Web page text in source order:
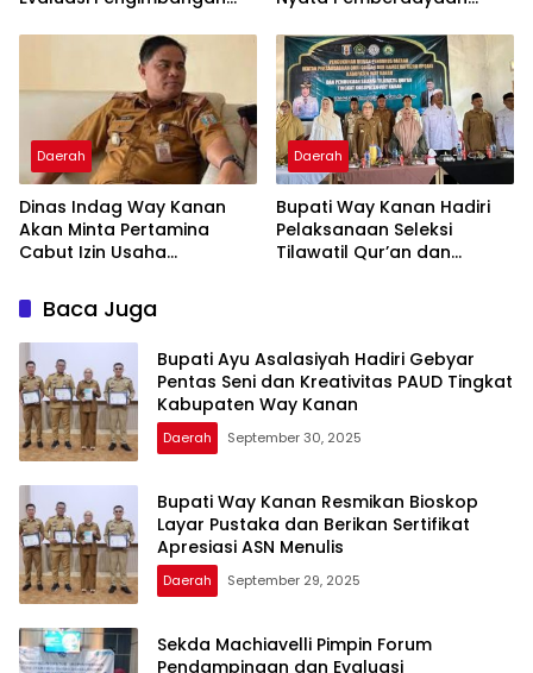
Daerah
Dinas Indag Way Kanan
Akan Minta Pertamina
Cabut Izin Usaha
Nakal
Daerah
Bupati Way Kanan Hadiri
Pelaksanaan Seleksi
Tilawatil Qur’an dan
Baca Juga
Bupati Ayu Asalasiyah Hadiri Gebyar
Pentas Seni dan Kreativitas PAUD Tingkat
Kabupaten Way Kanan
Daerah September 30, 2025
Bupati Way Kanan Resmikan Bioskop
Layar Pustaka dan Berikan Sertifikat
Apresiasi ASN Menulis
Daerah September 29, 2025
Sekda Machiavelli Pimpin Forum
Pendampingan dan Evaluasi